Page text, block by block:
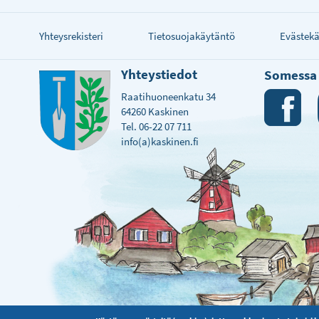
Yhteysrekisteri Tietosuojakäytäntö
Yhteystiedot
Raatihuoneenkatu 34
64260 Kaskinen
Tel. 06-22 07 711
info(a)kaskinen.fi
Somessa